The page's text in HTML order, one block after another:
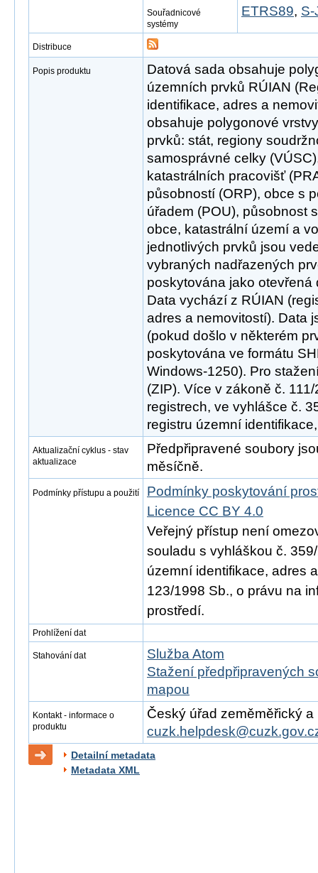
Souřadnicové
systémy
ETRS89, S-
Distribuce
Popis produktu
Datová sada obsahuje
územních prvků RÚIAN
identifikace, adres a
obsahuje polygonové
prvků: stát, regiony
samosprávné celky
katastrálních pracovišť
působností (ORP), obce s
úřadem (POU), působnost
obce, katastrální území a
jednotlivých prvků jsou
vybraných nadřazených
poskytována jako otevřená
Data vychází z RÚIAN
adres a nemovitostí). Data
(pokud došlo v některém
poskytována ve formátu
Windows-1250). Pro
(ZIP). Více v zákoně č.
registrech, ve vyhlášce č.
registru územní
Aktualizační cyklus - stav
aktualizace
Předpřipravené soubory
měsíčně.
Podmínky přístupu a použití
Podmínky poskytování
Licence CC BY 4.0
Veřejný přístup není
souladu s vyhláškou č.
územní identifikace, adres
123/1998 Sb., o právu na
prostředí.
Prohlížení dat
Stahování dat
Služba Atom
Stažení předpřipravených
mapou
Kontakt - informace o
produktu
Český úřad zeměměřický
Detailní metadata
Metadata XML